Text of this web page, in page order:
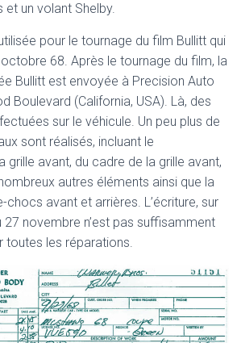
un volant Shelby.
pour le tournage du film Bullitt qui
68. Après le tournage du film, la
Bullitt est envoyée à Precision Auto
Boulevard (California, USA). Là, des
sur le véhicule. Un peu plus de
sont réalisés, incluant le
grille avant, du cadre de la grille avant,
autres éléments ainsi que la
chocs avant et arrières. L’écriture, sur
novembre n’est pas suffisamment
toutes les réparations.